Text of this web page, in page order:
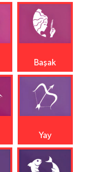
Başak
Yay